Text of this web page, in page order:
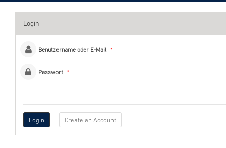
Login
Benutzername oder E-Mail *
Passwort *